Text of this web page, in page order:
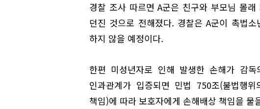
경찰 조사 따르면 A군은 친구와 부모님 몰
던진 것으로 전해졌다. 경찰은 A군이 촉법
하지 않을 예정이다.
한편 미성년자로 인해 발생한 손해가 감
인과관계가 입증되면 민법 750조(불법행
책임)에 따라 보호자에게 손해배상 책임을 물